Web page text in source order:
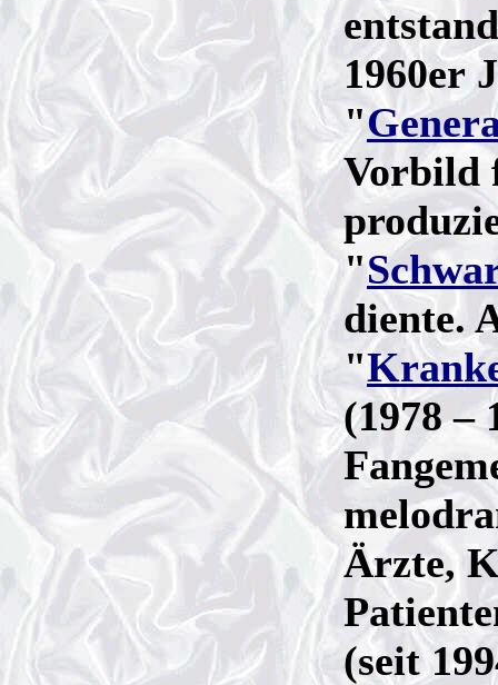
1960er
"
Vorbild
"
diente.
"
(1978 –
Ärzte,
(seit